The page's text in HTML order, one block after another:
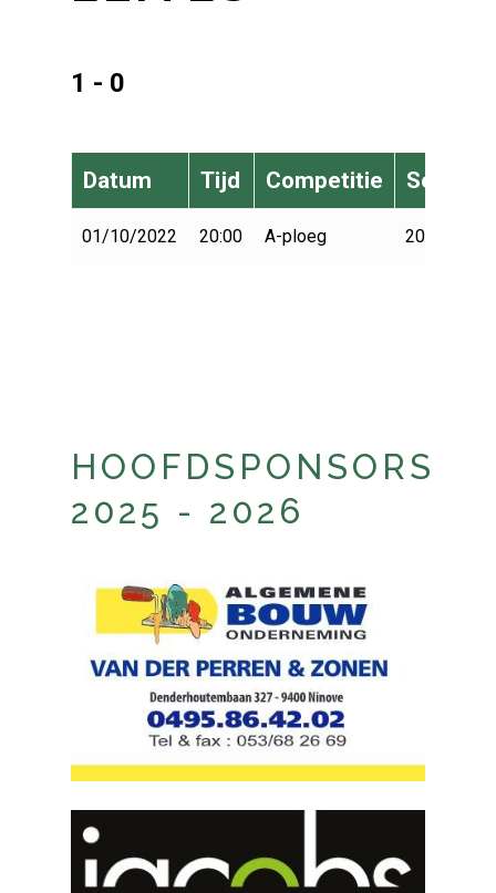
1 - 0
Datum Tijd Competitie Seizoen
01/10/2022 20:00 A-ploeg 2022-2023
HOOFDSPONSORS
2025 - 2026